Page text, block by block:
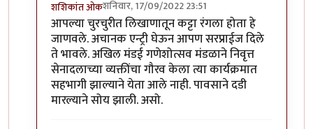
शशिकांत ओकशनिवार, 17/09/2022 23:51
In reply toवेगळाच अनुभव....byकर्नलतपस्वी
आपल्या चुरचुरीत लिखाणातून कट्टा रंगला होता हे
जाणवले. अचानक एन्ट्री घेऊन आपण सरप्राईज दिले
ते भावले. अखिल मंडई गणेशोत्सव मंडळाने निवृत्त
सेनादलाच्या व्यक्तींचा गौरव केला त्या कार्यक्रमात
सहभागी झाल्याने येता आले नाही. पावसाने दडी
मारल्याने सोय झाली. असो.